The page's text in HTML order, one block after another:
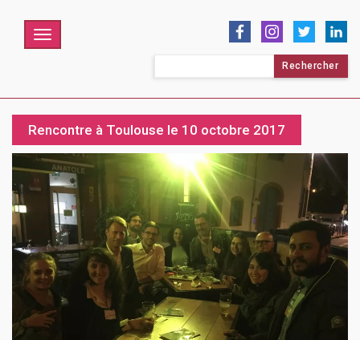
Menu
Rencontre à Toulouse le 10 octobre 2017